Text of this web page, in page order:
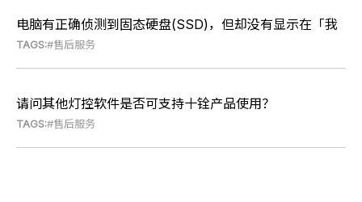
电脑有正确侦测到固态硬盘(SSD)，但却没有显示在「我
的计算机」里，要如何解决此问题？
TAGS:#售后服务
请问其他灯控软件是否可支持十铨产品使用？
TAGS:#售后服务